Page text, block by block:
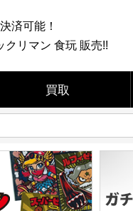
済可能！
クリマン 食玩 販売!!
買取